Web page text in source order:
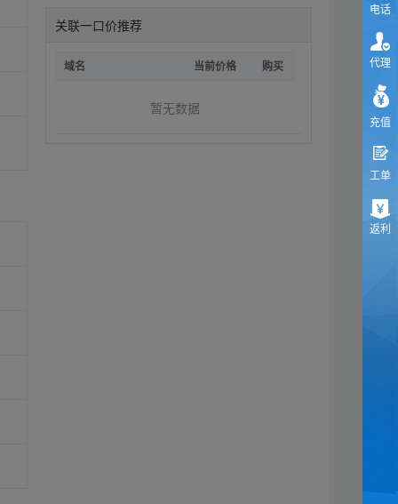
关联一口价推荐
域名 当前价格 购买
暂无数据
电话
代理
充值
工单
返利